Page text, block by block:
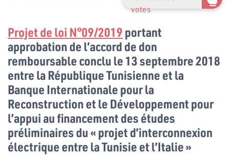
votes
Projet de loi N°09/2019portant
approbation de l’accord de don
remboursable conclu le 13 septembre 2018
entre la République Tunisienne et la
Banque Internationale pour la
Reconstruction et le Développement pour
l’appui au financement des études
préliminaires du « projet d’interconnexion
électrique entre la Tunisie et l’Italie »